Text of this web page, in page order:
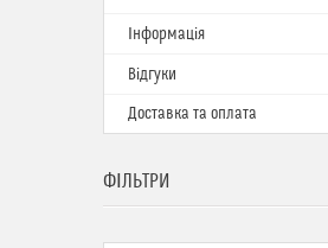
Інформація
Відгуки
Доставка та оплата
ФІЛЬТРИ